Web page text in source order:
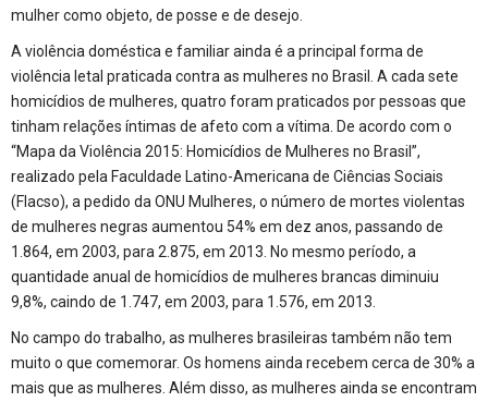
mulher como objeto, de posse e de desejo.
A violência doméstica e familiar ainda é a principal forma de
violência letal praticada contra as mulheres no Brasil. A cada sete
homicídios de mulheres, quatro foram praticados por pessoas que
tinham relações íntimas de afeto com a vítima. De acordo com o
“Mapa da Violência 2015: Homicídios de Mulheres no Brasil”,
realizado pela Faculdade Latino-Americana de Ciências Sociais
(Flacso), a pedido da ONU Mulheres, o número de mortes violentas
de mulheres negras aumentou 54% em dez anos, passando de
1.864, em 2003, para 2.875, em 2013. No mesmo período, a
quantidade anual de homicídios de mulheres brancas diminuiu
9,8%, caindo de 1.747, em 2003, para 1.576, em 2013.
No campo do trabalho, as mulheres brasileiras também não tem
muito o que comemorar. Os homens ainda recebem cerca de 30% a
mais que as mulheres. Além disso, as mulheres ainda se encontram